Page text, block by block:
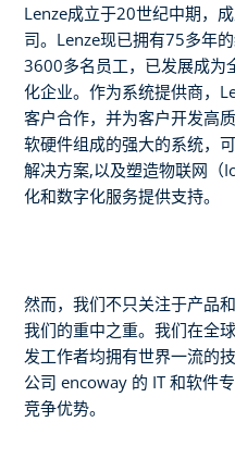
Lenze成立于20世纪中期，
司。Lenze现已拥有75多年
3600多名员工，已发展成为
化企业。作为系统提供商，
客户合作，并为客户开发高
软硬件组成的强大的系统，
解决方案,以及塑造物联网（
化和数字化服务提供支持。
然而，我们不只关注于产品
我们的重中之重。我们在全
发工作者均拥有世界一流的
公司 encoway 的 IT 和软件
竞争优势。